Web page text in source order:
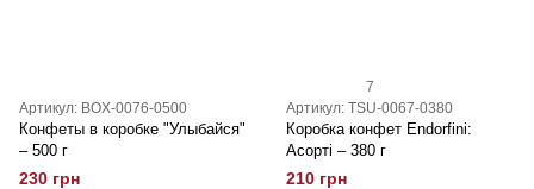
Артикул: BOX-0076-0500
Конфеты в коробке "Улыбайся"
– 500 г
230 грн
7
Артикул: TSU-0067-0380
Коробка конфет Endorfini:
Асорті – 380 г
210 грн